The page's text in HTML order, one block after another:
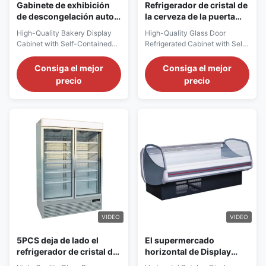
Gabinete de exhibición
de descongelación auto
compresor autónomo de
High-Quality Bakery Display
Cabinet with Self-Contained
Features: ⇒ Fan cooling,
bringing no frost to the cooler
and making it cool down
environmentally friendly ⇒
Self-contained Secop
compressor, plug in for use ⇒
The condensing ...
Consiga el mejor
precio
Refrigerador de cristal de
la cerveza de la puerta
ajustables del alambre
5PCS
High-Quality Glass Door
Refrigerated Cabinet with Self-
for Beer Main Features: ⇒ Fan
cooling, bringing no frost to the
cooler and making it cool down
compressor, plug in for use ⇒ ...
Consiga el mejor
precio
VIDEO
5PCS deja de lado el
refrigerador de cristal de
la cerveza de la puerta
VIDEO
El supermercado
horizontal de Display
Fridge For del carnicero